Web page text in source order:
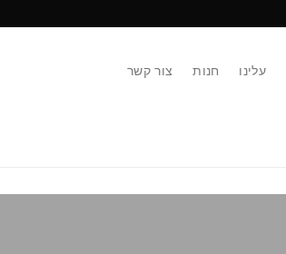
עלינו חנות צור קשר